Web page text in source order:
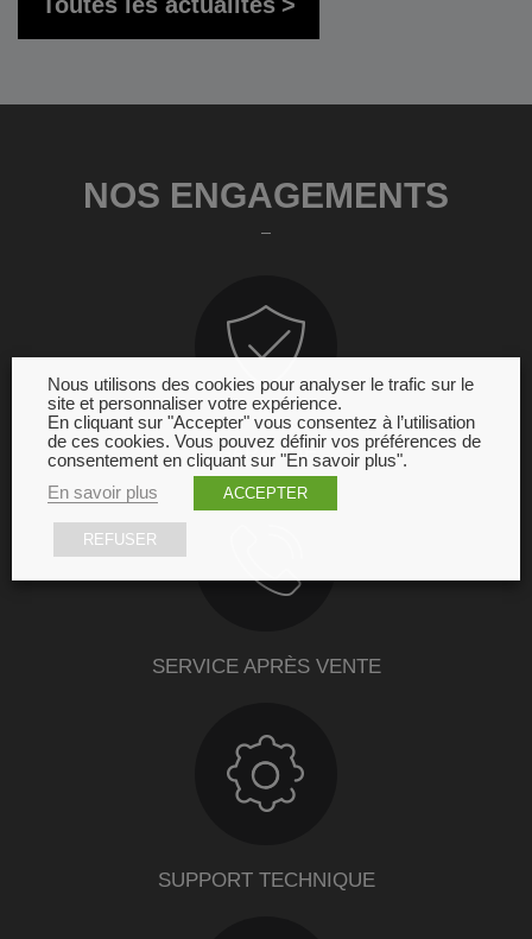
NOS ENGAGEMENTS
GARANTIE
SERVICE APRÈS VENTE
SUPPORT TECHNIQUE
Nous utilisons des cookies pour analyser le trafic sur le
site et personnaliser votre expérience.
En cliquant sur "Accepter" vous consentez à l’utilisation
de ces cookies. Vous pouvez définir vos préférences de
consentement en cliquant sur "En savoir plus".
En savoir plus
ACCEPTER
REFUSER